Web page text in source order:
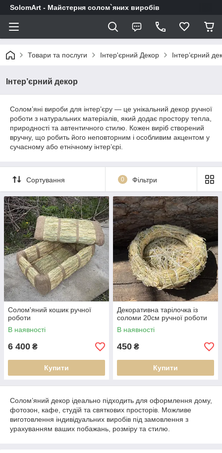
SolomArt - Майстерня солом`яних виробів
Товари та послуги Інтер'єрний Декор Інтер’єрний
Інтер’єрний декор
Солом’яні вироби для інтер’єру — це унікальний декор ручної
роботи з натуральних матеріалів, який додає простору тепла,
природності та автентичного стилю. Кожен виріб створений
вручну, що робить його неповторним і особливим акцентом у
сучасному або етнічному інтер’єрі.
Сортування 0 Фільтри
Солом'яний кошик ручної
роботи
В наявності
6 400 ₴
Купити
Декоративна тарілочка із
соломи 20см ручної роботи
В наявності
450 ₴
Купити
Солом’яний декор ідеально підходить для оформлення дому,
фотозон, кафе, студій та святкових просторів. Можливе
виготовлення індивідуальних виробів під замовлення з
урахуванням ваших побажань, розміру та стилю.